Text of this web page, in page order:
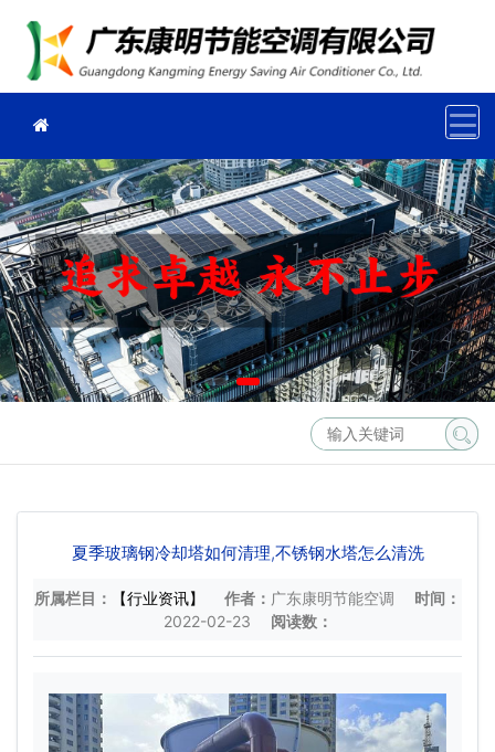
夏季玻璃钢冷却塔如何清理,不锈钢水塔怎么清洗
所属栏目： 【行业资讯】 作者： 广东康明节能空调
时间：
2022-02-23
阅读数：